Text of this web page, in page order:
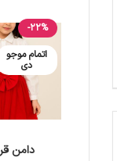
-22%
اتمام موجو
دی
دامن